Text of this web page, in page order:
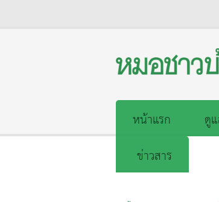
หน้าแรก ดู
ข่าวสาร